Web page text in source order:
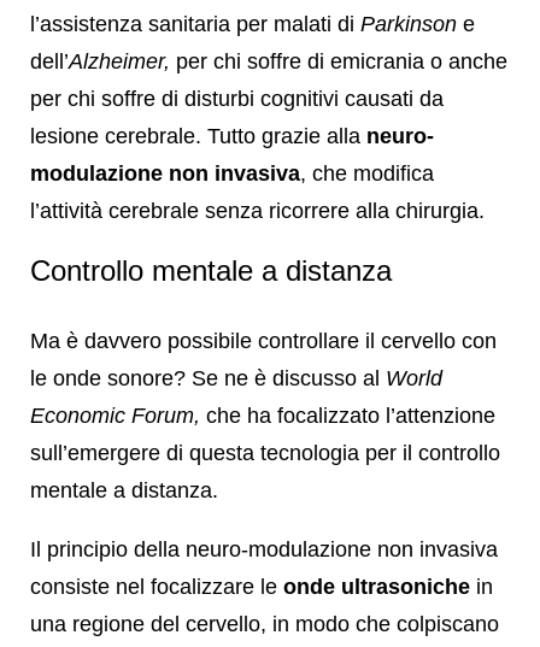
l’assistenza sanitaria per malati di Parkinson e
dell’Alzheimer, per chi soffre di emicrania o anche
per chi soffre di disturbi cognitivi causati da
lesione cerebrale. Tutto grazie alla neuro-
modulazione non invasiva, che modifica
l’attività cerebrale senza ricorrere alla chirurgia.
Controllo mentale a distanza
Ma è davvero possibile controllare il cervello con
le onde sonore? Se ne è discusso al World
Economic Forum, che ha focalizzato l’attenzione
sull’emergere di questa tecnologia per il controllo
mentale a distanza.
Il principio della neuro-modulazione non invasiva
consiste nel focalizzare le onde ultrasoniche in
una regione del cervello, in modo che colpiscano